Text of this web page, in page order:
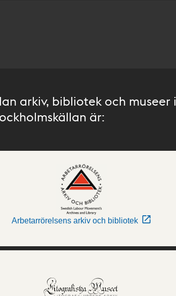
arkiv, bibliotek och museer i
är:
Arbetarrörelsens arkiv och bibliotek